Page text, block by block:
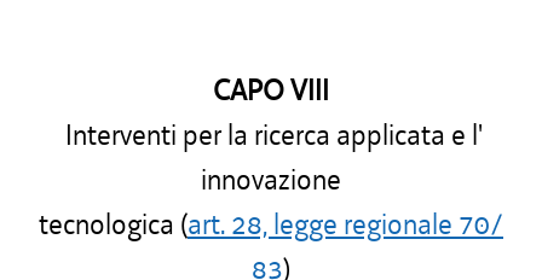
CAPO VIII
Interventi per la ricerca applicata e l'
innovazione
tecnologica (art. 28, legge regionale 70/
83)